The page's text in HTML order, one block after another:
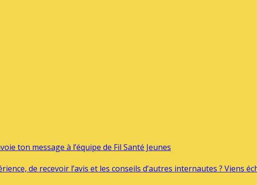
ton message à l’équipe de Fil Santé Jeunes
de recevoir l’avis et les conseils d’autres internautes ? Viens